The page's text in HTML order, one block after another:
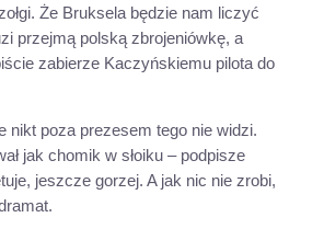
Że Bruksela będzie nam liczyć
przejmą polską zbrojeniówkę, a
zabierze Kaczyńskiemu pilota do
nikt poza prezesem tego nie widzi.
jak chomik w słoiku – podpisze
jeszcze gorzej. A jak nic nie zrobi,